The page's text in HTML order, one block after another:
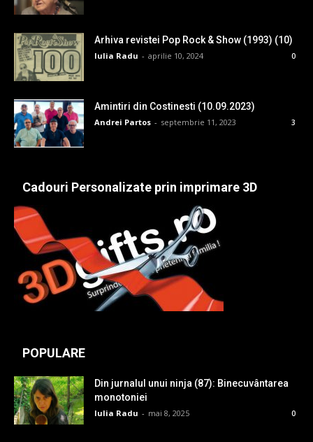
Arhiva revistei Pop Rock & Show (1993) (10)
Iulia Radu - aprilie 10, 2024 0
Amintiri din Costinesti (10.09.2023)
Andrei Partos - septembrie 11, 2023 3
Cadouri Personalizate prin imprimare 3D
POPULARE
Din jurnalul unui ninja (87): Binecuvântarea
monotoniei
Iulia Radu - mai 8, 2025 0